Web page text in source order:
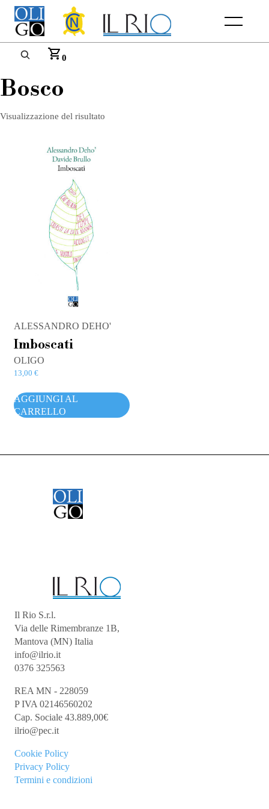
Menu
0
Bosco
Visualizzazione del risultato
ALESSANDRO DEHO'
Imboscati
OLIGO
13,00 €
AGGIUNGI AL
CARRELLO
Il Rio S.r.l.
Via delle Rimembranze 1B,
Mantova (MN) Italia
info@ilrio.it
0376 325563
REA MN - 228059
P IVA 02146560202
Cap. Sociale 43.889,00€
ilrio@pec.it
Cookie Policy
Privacy Policy
Termini e condizioni